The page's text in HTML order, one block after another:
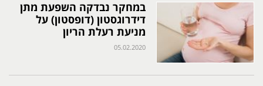
במחקר נבדקה השפעת מתן
דידרוגסטון (דופסטון) על
מניעת רעלת הריון
05.02.2020